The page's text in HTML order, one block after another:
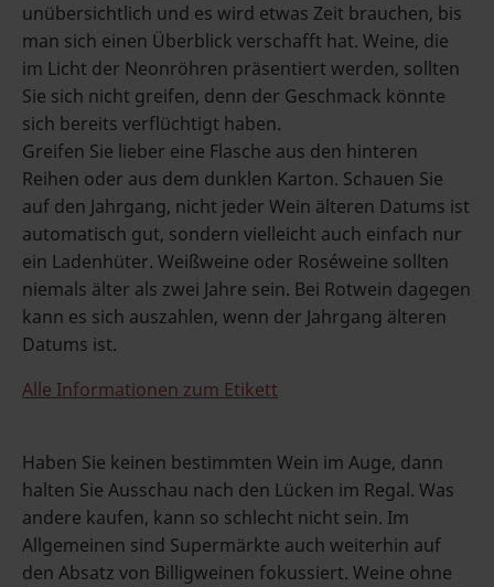
unübersichtlich und es wird etwas Zeit brauchen, bis
man sich einen Überblick verschafft hat. Weine, die
im Licht der Neonröhren präsentiert werden, sollten
Sie sich nicht greifen, denn der Geschmack könnte
sich bereits verflüchtigt haben.
Greifen Sie lieber eine Flasche aus den hinteren
Reihen oder aus dem dunklen Karton. Schauen Sie
auf den Jahrgang, nicht jeder Wein älteren Datums ist
automatisch gut, sondern vielleicht auch einfach nur
ein Ladenhüter. Weißweine oder Roséweine sollten
niemals älter als zwei Jahre sein. Bei Rotwein dagegen
kann es sich auszahlen, wenn der Jahrgang älteren
Datums ist.
Alle Informationen zum Etikett
Haben Sie keinen bestimmten Wein im Auge, dann
halten Sie Ausschau nach den Lücken im Regal. Was
andere kaufen, kann so schlecht nicht sein. Im
Allgemeinen sind Supermärkte auch weiterhin auf
den Absatz von Billigweinen fokussiert. Weine ohne